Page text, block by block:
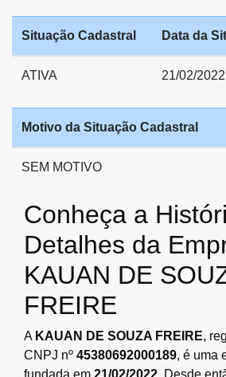
Situação Cadastral Data da
ATIVA 21/02/2022
Motivo da Situação Cadastral
SEM MOTIVO
Conheça a
Detalhes da
KAUAN DE
FREIRE
A KAUAN DE SOUZA FREIRE,
CNPJ nº 45380692000189, é uma
fundada em 21/02/2022 . Desde